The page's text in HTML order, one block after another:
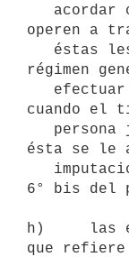
operen a
régimen
cuando el
ésta se le
6° bis del
h)     las
que